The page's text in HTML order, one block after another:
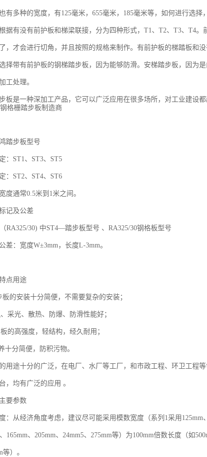
有多种的宽度，有125毫米，655毫米，185毫米等，如何进行选
据有没有前护板和梯梁联接，分为四种形式，T1、T2、T3、T4
，才会进行切角，并且按照的规格来制作。有前护板的梯踏板和
择带有前护板的钢梯踏步板，因为能够防滑。安梯踏步板，因为
工处理。
板是一种深加工产品，它可以广泛应用在很多场所，对工业建设都
踏步板型号
：ST1、ST3、ST5
：ST2、ST4、ST6
度通常0.5米到1米之间。
记及公差
RA325/30) 中ST4—踏步板型号 、RA325/30钢格板型号
差：宽度W±3mm，长度L-3mm。
点用途
板的安装十分简便，不需要复杂的安装；
采光、散热、防爆、防滑性能好；
的高强度，轻结构，经久耐用；
十分简便，防积污物。
用途十分的广泛，在电厂、水厂等工厂，和市政工程、环卫工程
，均有广泛的应用 。
要参数
：从经济角度考虑，建议尽可能采用模数宽度（系列1采用125mm
165mm、205mm、24mm5、275mm等）为100mm倍数长度（如
等）。